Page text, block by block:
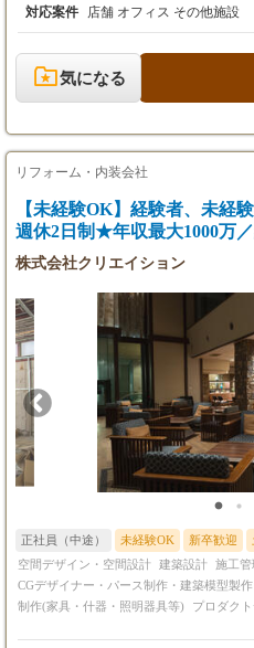
■月給28
遇）
※試用期
【9】CG
※3ヶ月
※試用期
※正社員
経験によ
※上記に
※上記には固定
ます。超過分は
※試用期間3ヶ
※これまでのご
社規定により優
い。
アリング、経営課題の抽出
レゼンテーション ・基本
ロジェクト全体の進行管理
指導 【この仕事の魅力】 裁量権が大きく、自身のアイデアをダ
イレクトに形にできます。
から挑戦できるのが醍醐
ダーやマネージャーとして
用意しています。 2. アシスタントデザイナー（未経験者） まず
は先輩デザイナーのサポー
【ステップアップのイメー
ト業務、議事録作成などを
作成など、徐々に専門的な
あなたの成長意欲次第で、
の場を広げていけます。
ザイナーに昇格した先輩も在籍して
ー デザイナーの指示のもと
イアウト図面や内装設計
Photoshopでの資料作成、
応じて幅広いサポート業
など、時間に制約のある
ださい。
対応案件 店舗 オフィス その他施設
気になる
リフォーム・内装会社
【未経験OK】経験者、未経
週休2日制★年収最大1000万
抜群の環境でプロを目指す企
株式会社クリエイション
正社員（中途） 未経験OK 新卒歓迎
空間デザイン・空間設計 建築設計 施工管
CGデザイナー・パース制作・建築模型製作
制作(家具・什器・照明器具等)
プロダク